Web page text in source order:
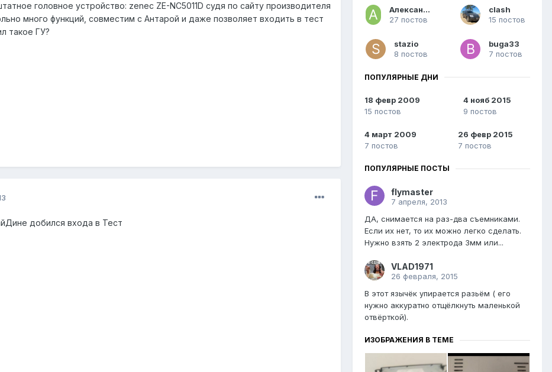
головное устройство: zenec ZE-NC5011D судя по сайту производителя
много функций, совместим с Антарой и даже позволяет входить в тест
такое ГУ?
добился входа в Тест
Александр676
27 постов
clash
15 постов
stazio
8 постов
buga33
7 постов
ПОПУЛЯРНЫЕ ДНИ
18 февр 2009
15 постов
4 нояб 2015
9 постов
4 март 2009
7 постов
26 февр 2015
7 постов
ПОПУЛЯРНЫЕ ПОСТЫ
flymaster
7 апреля, 2013
ДА, снимается на раз-два съемниками.
Если их нет, то их можно легко сделать.
Нужно взять 2 электрода 3мм или...
VLAD1971
26 февраля, 2015
В этот язычёк упирается разьём ( его
нужно аккуратно отщёлкнуть маленькой
отвёрткой).
ИЗОБРАЖЕНИЯ В ТЕМЕ